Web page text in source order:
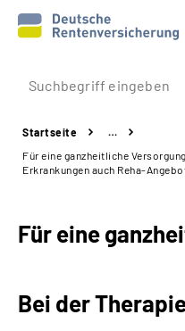
Prävention
Reha
Beratung & Kontakt
Experten
Startseite
…
Für eine ganzheitliche
Erkrankungen auch Reha-
Für eine
Bei der